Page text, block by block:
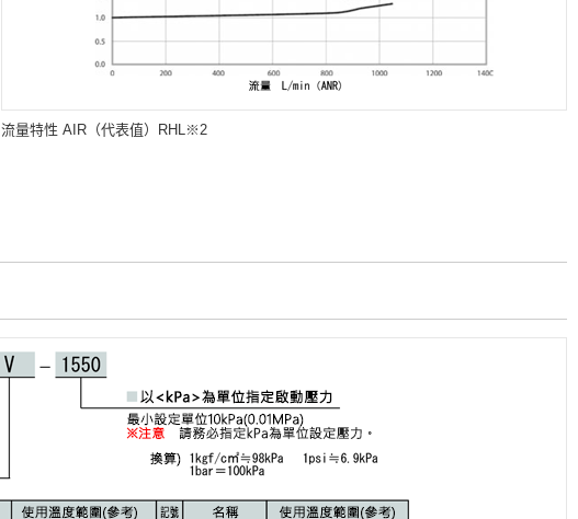
流量特性 AIR（代表值）RHL※2